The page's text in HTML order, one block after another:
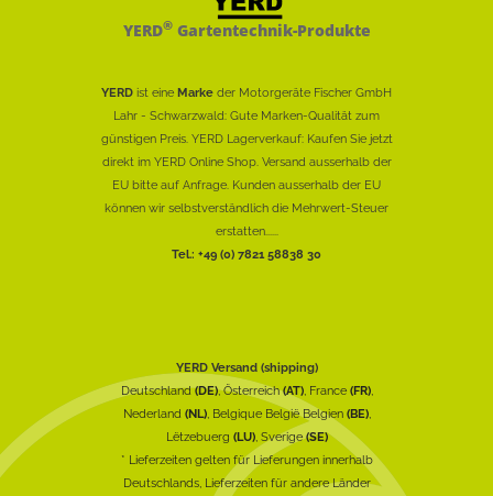
YERD®Gartentechnik-Produkte
YERD ist eine Marke der Motorgeräte Fischer GmbH
Lahr - Schwarzwald: Gute Marken-Qualität zum
günstigen Preis. YERD Lagerverkauf: Kaufen Sie jetzt
direkt im YERD Online Shop. Versand ausserhalb der
EU bitte auf Anfrage. Kunden ausserhalb der EU
können wir selbstverständlich die Mehrwert-Steuer
erstatten......
Tel.: +49 (0) 7821 58838 30
YERD Versand (shipping)
Deutschland(DE), Österreich(AT), France (FR),
Nederland (NL), Belgique België Belgien (BE),
Lëtzebuerg (LU), Sverige(SE)
* Lieferzeiten gelten für Lieferungen innerhalb
Deutschlands, Lieferzeiten für andere Länder